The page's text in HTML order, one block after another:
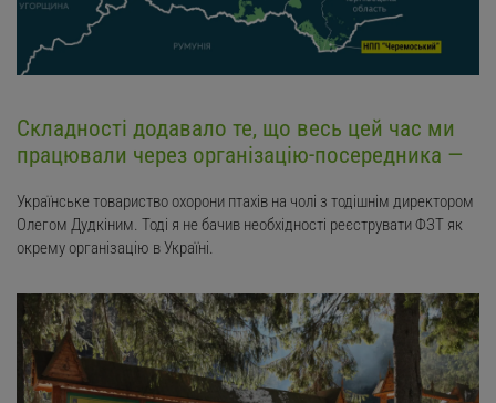
Складності додавало те, що весь цей час ми
працювали через організацію-посередника —
Українське товариство охорони птахів на чолі з тодішнім директором
Олегом Дудкіним. Тоді я не бачив необхідності реєструвати ФЗТ як
окрему організацію в Україні.